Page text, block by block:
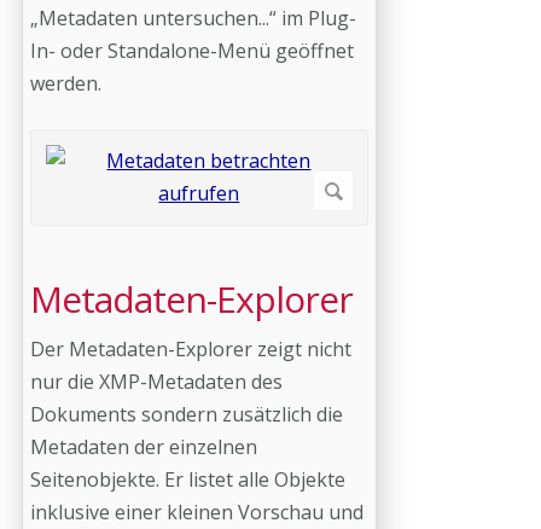
„Metadaten untersuchen...“ im Plug-
In- oder Standalone-Menü geöffnet
werden.
Metadaten-Explorer
Der Metadaten-Explorer zeigt nicht
nur die XMP-Metadaten des
Dokuments sondern zusätzlich die
Metadaten der einzelnen
Seitenobjekte. Er listet alle Objekte
inklusive einer kleinen Vorschau und